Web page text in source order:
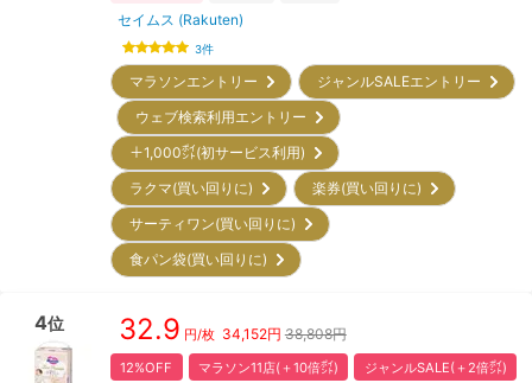
セイムス (Rakuten)
3件
マラソンエントリー
ジャンルSALEエントリー
ウェブ検索利用エントリー
＋1,000㌽(初サービス利用)
ラクマ(買い回りに)
楽券(買い回りに)
サーティワン(買い回りに)
食パン袋(買い回りに)
4位 32.9 円/枚 34,152円 38,808円
12%OFF マラソン11店(＋10倍㌽)
ジャンルSALE(＋2倍㌽)